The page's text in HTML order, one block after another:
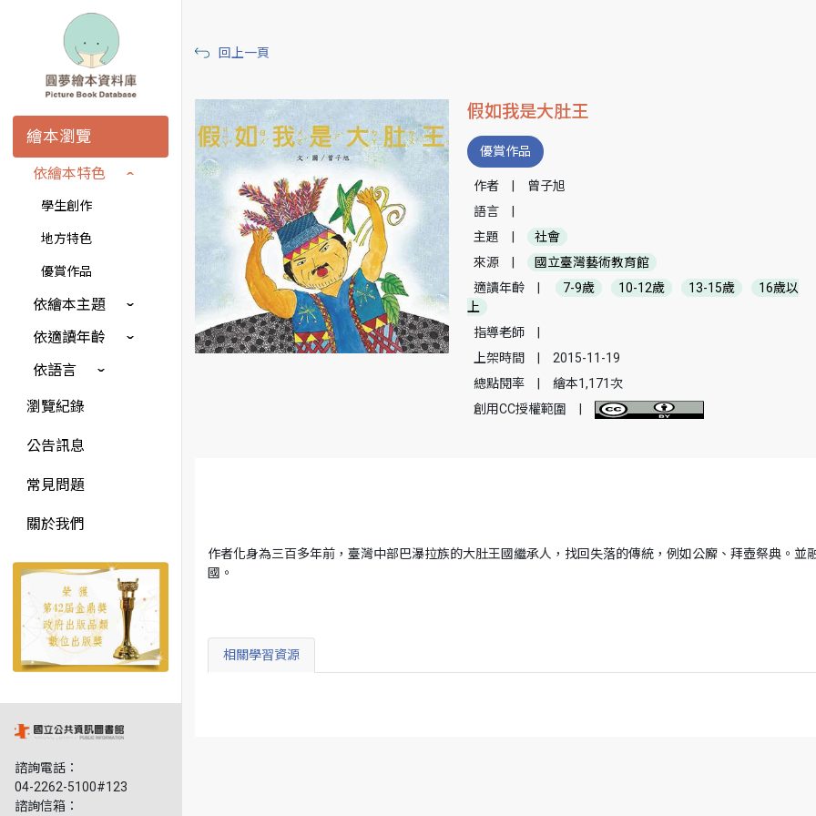
繪本瀏覽
依繪本特色
學生創作
地方特色
優賞作品
依繪本主題
依適讀年齡
依語言
瀏覽紀錄
公告訊息
常見問題
關於我們
諮詢電話：
04-2262-5100#123
諮詢信箱：
回上一頁
假如我是大肚王
優賞作品
作者
曾子旭
語言
主題
社會
來源
國立臺灣藝術教育館
適讀年齡
7-9歲 10-12歲 13-15歲
16歲以
上
指導老師
上架時間
2015-11-19
總點閱率
繪本1,171次
創用CC授權範圍
作者化身為三百多年前，臺灣中部巴瀑拉族的大肚王國繼承人，找回失落的傳統，例如公廨、拜壺祭典。
國。
相關學習資源